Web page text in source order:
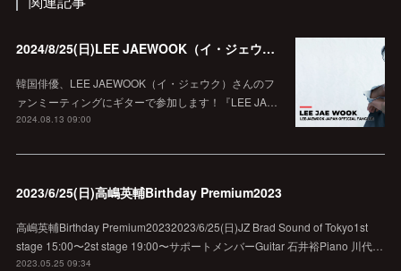
2024/8/25(日)LEE JAEWOOK（イ・ジェウク）ファンミーティングにサポートギターで参加！
韓国俳優、LEE JAEWOOK（イ・ジェウク）さんのフ
ァンミーティングにギターで参加します！『LEE JA…
2024.08.13 09:00
2023/6/25(日)高嶋英輔Birthday Premium2023
高嶋英輔Birthday Premium20232023/6/25(日)JZ Brad Sound of Tokyo1st
stage 15:00〜2st stage 19:00〜サポートメンバーGuitar 石井裕Piano 川代…
2023.05.25 09:34